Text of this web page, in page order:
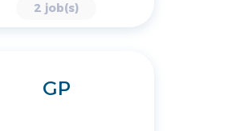
2 job(s)
GP